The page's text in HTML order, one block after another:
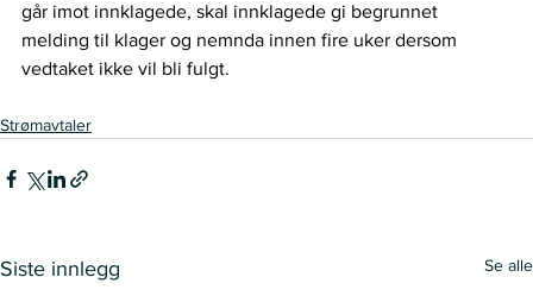
går imot innklagede, skal innklagede gi begrunnet
melding til klager og nemnda innen fire uker dersom
vedtaket ikke vil bli fulgt.
Strømavtaler
Siste innlegg Se alle